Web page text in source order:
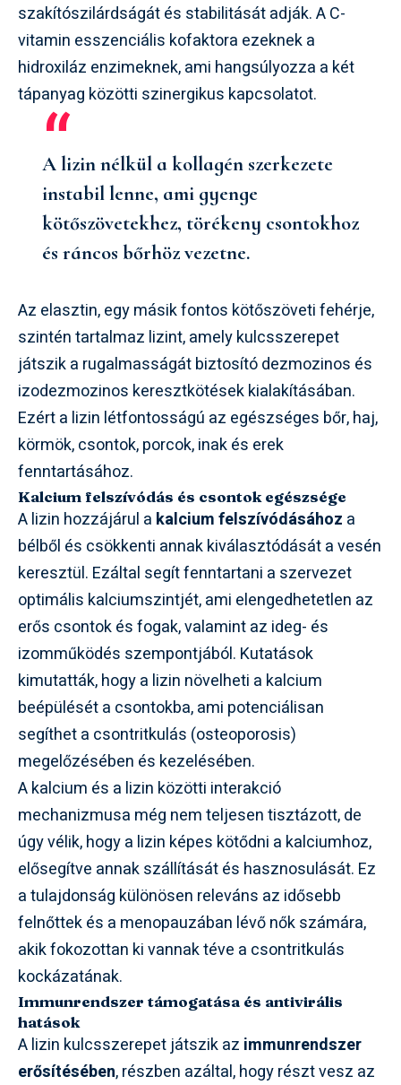
szakítószilárdságát és stabilitását adják. A C-
vitamin esszenciális kofaktora ezeknek a
hidroxiláz enzimeknek, ami hangsúlyozza a két
tápanyag közötti szinergikus kapcsolatot.
A lizin nélkül a kollagén szerkezete
instabil lenne, ami gyenge
kötőszövetekhez, törékeny csontokhoz
és ráncos bőrhöz vezetne.
Az elasztin, egy másik fontos kötőszöveti fehérje,
szintén tartalmaz lizint, amely kulcsszerepet
játszik a rugalmasságát biztosító dezmozinos és
izodezmozinos keresztkötések kialakításában.
Ezért a lizin létfontosságú az egészséges bőr, haj,
körmök, csontok, porcok, inak és erek
fenntartásához.
Kalcium felszívódás és csontok egészsége
A lizin hozzájárul a kalcium felszívódásához a
bélből és csökkenti annak kiválasztódását a vesén
keresztül. Ezáltal segít fenntartani a szervezet
optimális kalciumszintjét, ami elengedhetetlen az
erős csontok és fogak, valamint az ideg- és
izomműködés szempontjából. Kutatások
kimutatták, hogy a lizin növelheti a kalcium
beépülését a csontokba, ami potenciálisan
segíthet a csontritkulás (osteoporosis)
megelőzésében és kezelésében.
A kalcium és a lizin közötti interakció
mechanizmusa még nem teljesen tisztázott, de
úgy vélik, hogy a lizin képes kötődni a kalciumhoz,
elősegítve annak szállítását és hasznosulását. Ez
a tulajdonság különösen releváns az idősebb
felnőttek és a menopauzában lévő nők számára,
akik fokozottan ki vannak téve a csontritkulás
kockázatának.
Immunrendszer támogatása és antivirális
hatások
A lizin kulcsszerepet játszik az immunrendszer
erősítésében, részben azáltal, hogy részt vesz az